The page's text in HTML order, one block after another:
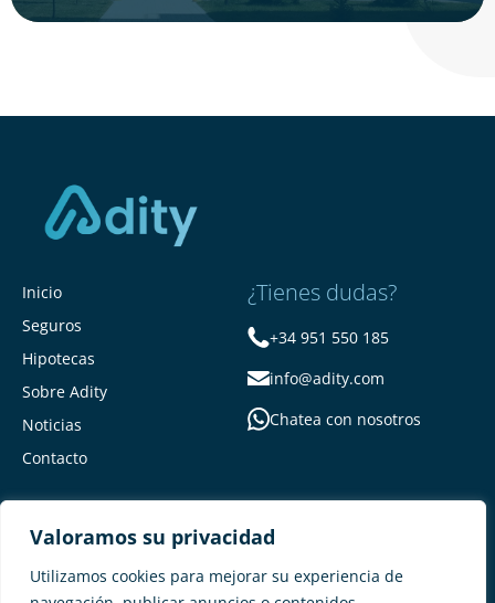
Valoramos su privacidad
Utilizamos cookies para mejorar su experiencia de
Inicio
Seguros
Hipotecas
Sobre Adity
Noticias
Contacto
¿Tienes dudas?
+34 951 550 185
info@adity.com
Chatea con nosotros